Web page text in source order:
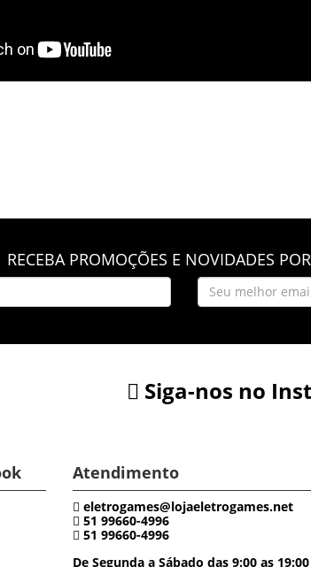
RECEBA PROMOÇÕES E NOVIDADES
Siga-nos no
Atendimento
eletrogames@lojaeletrogames.net
51 99660-4996
51 99660-4996
De Segunda a Sábado das 9:00 as 19:00